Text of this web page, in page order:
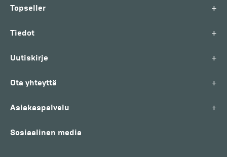
Topseller +
Tiedot +
Uutiskirje +
Ota yhteyttä +
Asiakaspalvelu +
Sosiaalinen media